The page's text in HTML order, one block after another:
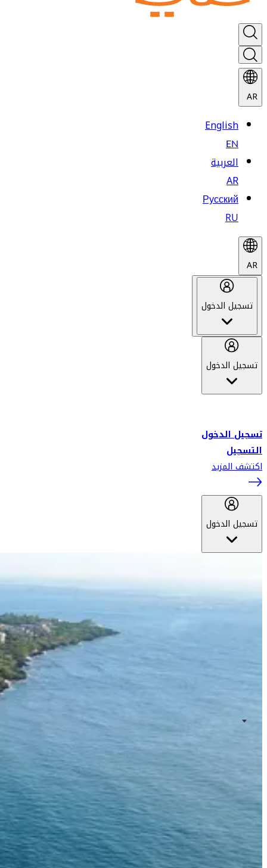
AR
English
EN
العربية
AR
Русский
RU
AR
تسجيل الدخول
تسجيل الدخول
تسجيل الدخول
التسجيل
اكتشف المزيد
تسجيل الدخول